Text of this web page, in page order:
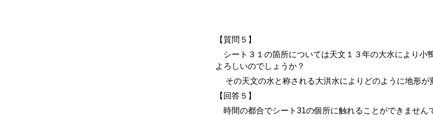
【質問５】
シート３１の箇所については天文１３年の大水により小
よろしいのでしょうか？
その天文の水と称される大洪水によりどのように地形が
【回答５】
時間の都合でシート31の個所に触れることができません